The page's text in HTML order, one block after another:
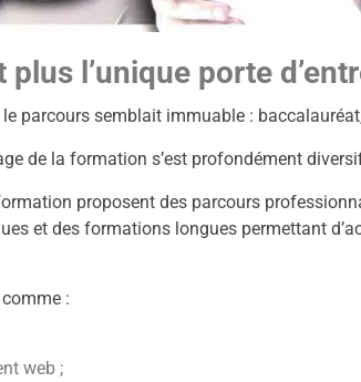
plus l’unique porte
parcours semblait immuable :
de la formation s’est profondément
proposent des parcours
et des formations longues permettant
:
web ;